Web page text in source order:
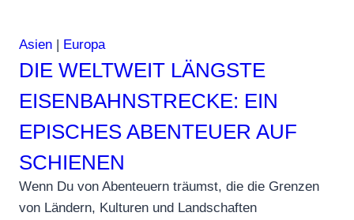
Asien Europa
DIE WELTWEIT LÄNGSTE
EISENBAHNSTRECKE: EIN
EPISCHES ABENTEUER AUF
SCHIENEN
Wenn Du von Abenteuern träumst, die die Grenzen
von Ländern, Kulturen und Landschaften